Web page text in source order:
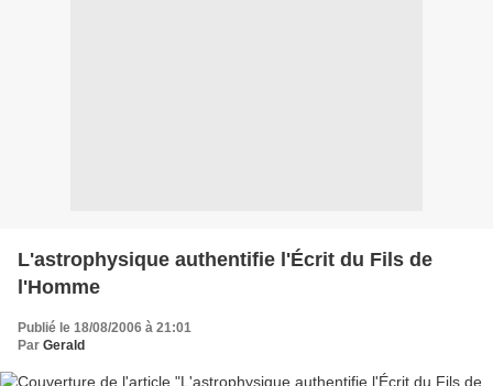
L'astrophysique authentifie l'Écrit du Fils de
l'Homme
Publié le 18/08/2006 à 21:01
Par Gerald